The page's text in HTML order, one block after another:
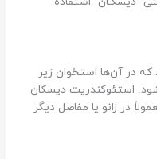
در آن‌ها استخوان زیر
استئوکندریت دیسکان
در زانو یا مفاصل دیگر